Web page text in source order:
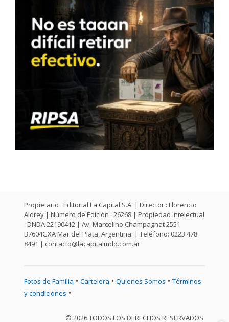
Propietario : Editorial La Capital S.A. | Director : Florencio
Aldrey | Número de Edición : 26268 | Propiedad Intelectual
: DNDA 22190412 | Av. Marcelino Champagnat 2551
B7604GXA Mar del Plata, Argentina. | Teléfono: 0223 478
8491 | contacto@lacapitalmdq.com.ar
Fotos de Familia • Cartelera • Quienes Somos • Términos
y condiciones •
© 2026 TODOS LOS DERECHOS RESERVADOS.